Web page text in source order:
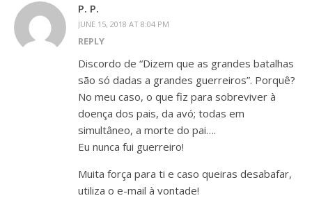
P. P.
JUNE 15, 2018 AT 8:04 PM
REPLY
Discordo de “Dizem que as grandes batalhas
são só dadas a grandes guerreiros”. Porquê?
No meu caso, o que fiz para sobreviver à
doença dos pais, da avó; todas em
simultâneo, a morte do pai….
Eu nunca fui guerreiro!
Muita força para ti e caso queiras desabafar,
utiliza o e-mail à vontade!